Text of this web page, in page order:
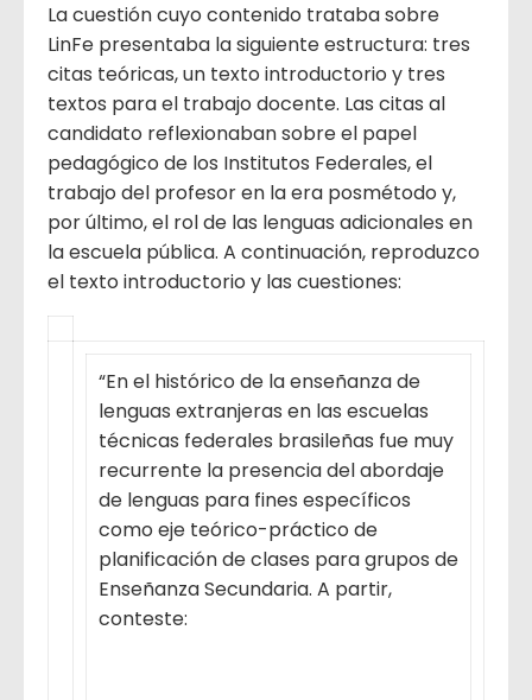
La cuestión cuyo contenido trataba sobre
LinFe presentaba la siguiente estructura: tres
citas teóricas, un texto introductorio y tres
textos para el trabajo docente. Las citas al
candidato reflexionaban sobre el papel
pedagógico de los Institutos Federales, el
trabajo del profesor en la era posmétodo y,
por último, el rol de las lenguas adicionales en
la escuela pública. A continuación, reproduzco
el texto introductorio y las cuestiones:
“En el histórico de la enseñanza de
lenguas extranjeras en las escuelas
técnicas federales brasileñas fue muy
recurrente la presencia del abordaje
de lenguas para fines específicos
como eje teórico-práctico de
planificación de clases para grupos de
Enseñanza Secundaria. A partir,
conteste: